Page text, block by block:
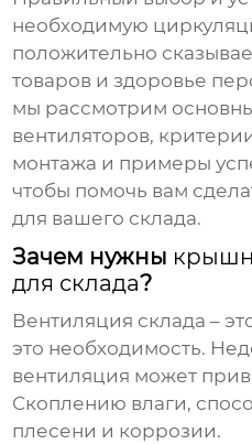
необходимую
положительно
товаров и здоровье
мы рассмотрим
вентиляторов,
монтажа и примеры
чтобы помочь вам
для вашего склада.
Зачем нужны
для склада?
Вентиляция склада –
это необходимость.
вентиляция может
Скоплению влаги,
плесени и коррозии.